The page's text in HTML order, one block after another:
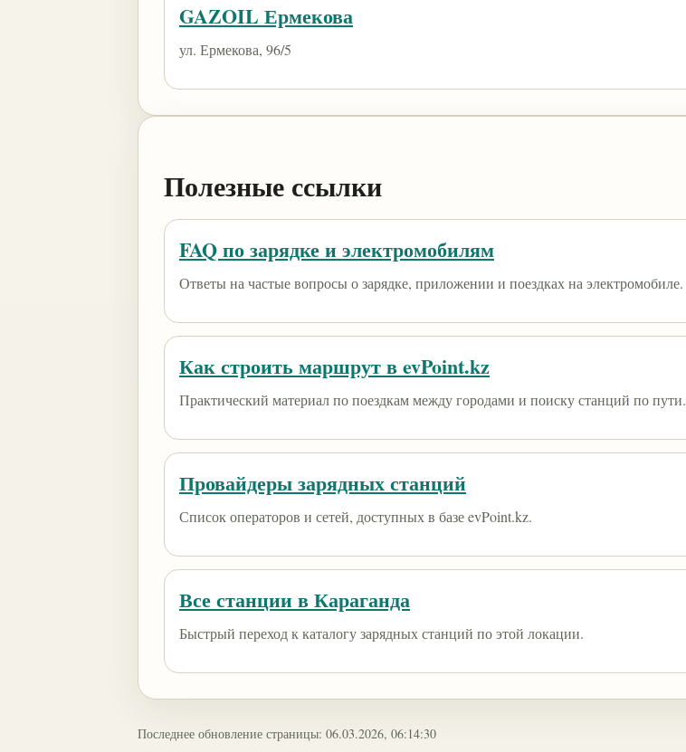
GAZOIL Ермекова
​ул. Ермекова, 96/5
Полезные ссылки
FAQ по зарядке и электромобилям
Ответы на частые вопросы о зарядке, приложении и поездках на электромобиле.
Как строить маршрут в evPoint.kz
Практический материал по поездкам между городами и поиску станций по пути.
Провайдеры зарядных станций
Список операторов и сетей, доступных в базе evPoint.kz.
Все станции в Караганда
Быстрый переход к каталогу зарядных станций по этой локации.
Последнее обновление страницы: 06.03.2026, 06:14:30